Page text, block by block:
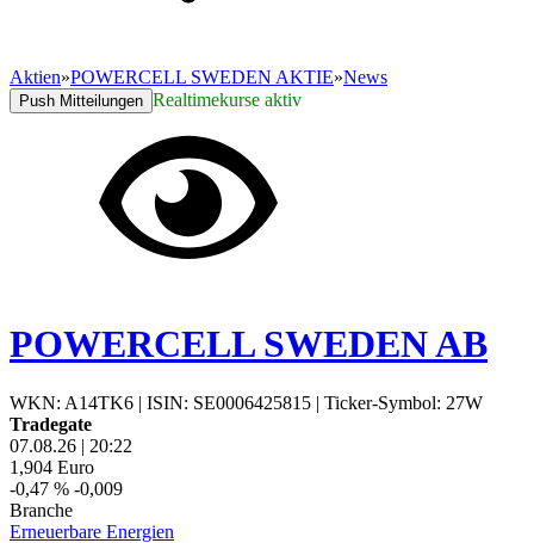
Aktien»POWERCELL SWEDEN AKTIE»News
Push Mitteilungen Realtimekurse aktiv
POWERCELL SWEDEN AB
WKN: A14TK6 | ISIN: SE0006425815 | Ticker-Symbol: 27W
Tradegate
07.08.26 | 20:22
1,904 Euro
-0,47 % -0,009
Branche
Erneuerbare Energien